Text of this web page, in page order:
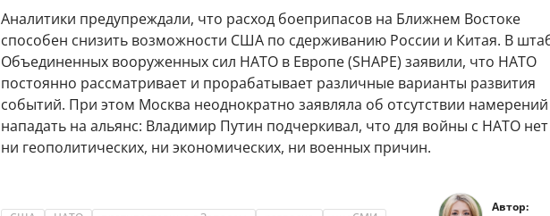
Аналитики предупреждали, что расход боеприпасов на Ближнем Востоке
способен снизить возможности США по сдерживанию России и Китая. В
Объединенных вооруженных сил НАТО в Европе (SHAPE) заявили, что НАТО
постоянно рассматривает и прорабатывает различные варианты развития
событий. При этом Москва неоднократно заявляла об отсутствии намерений
нападать на альянс: Владимир Путин подчеркивал, что для войны с НАТО нет
ни геополитических, ни экономических, ни военных причин.
Автор: